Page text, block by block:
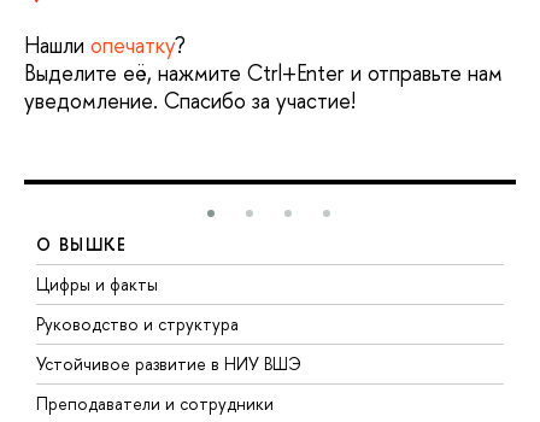
Нашли опечатку?
Выделите её, нажмите Ctrl+Enter и отправьте нам
уведомление. Спасибо за участие!
О ВЫШКЕ
Цифры и факты
Руководство и структура
Устойчивое развитие в НИУ ВШЭ
Преподаватели и сотрудники